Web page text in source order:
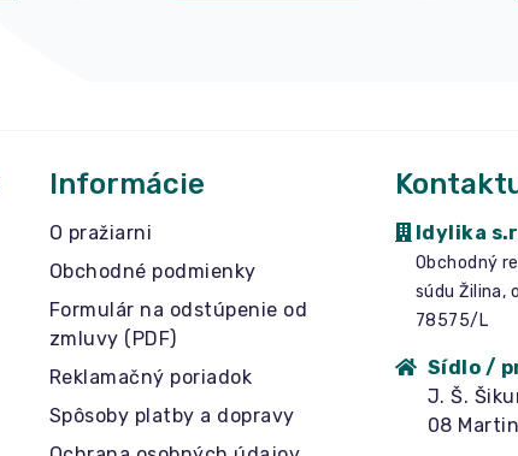
Informácie
O pražiarni
Obchodné podmienky
Formulár na odstúpenie od
zmluvy (PDF)
Reklamačný poriadok
Spôsoby platby a dopravy
Idylika
Obchodný
súdu Žilina,
78575/L
Sídlo /
J. Š.
08 Martin